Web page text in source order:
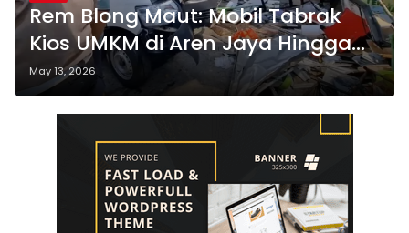
Rem Blong Maut: Mobil Tabrak
Kios UMKM di Aren Jaya Hingga
Kritis
May 13, 2026